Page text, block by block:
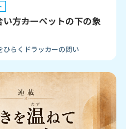
方――カーペットの下の象
ひらくドラッカーの問い